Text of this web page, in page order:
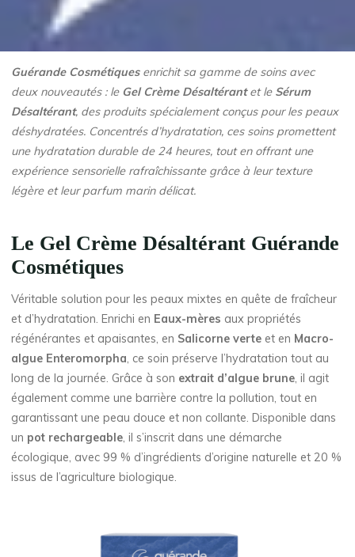
Guérande Cosmétiquesenrichit sa gamme de soins avec
deux nouveautés : le Gel Crème Désaltérantet le Sérum
Désaltérant, des produits spécialement conçus pour les peaux
déshydratées. Concentrés d’hydratation, ces soins promettent
une hydratation durable de 24 heures, tout en offrant une
expérience sensorielle rafraîchissante grâce à leur texture
légère et leur parfum marin délicat.
Le Gel Crème Désaltérant Guérande
Cosmétiques
Véritable solution pour les peaux mixtes en quête de fraîcheur
et d’hydratation. Enrichi en Eaux-mères aux propriétés
régénérantes et apaisantes, en Salicorne verte et en Macro-
algue Enteromorpha, ce soin préserve l’hydratation tout au
long de la journée. Grâce à son extrait d’algue brune, il agit
également comme une barrière contre la pollution, tout en
garantissant une peau douce et non collante. Disponible dans
un pot rechargeable, il s’inscrit dans une démarche
écologique, avec 99 % d’ingrédients d’origine naturelle et 20 %
issus de l’agriculture biologique.